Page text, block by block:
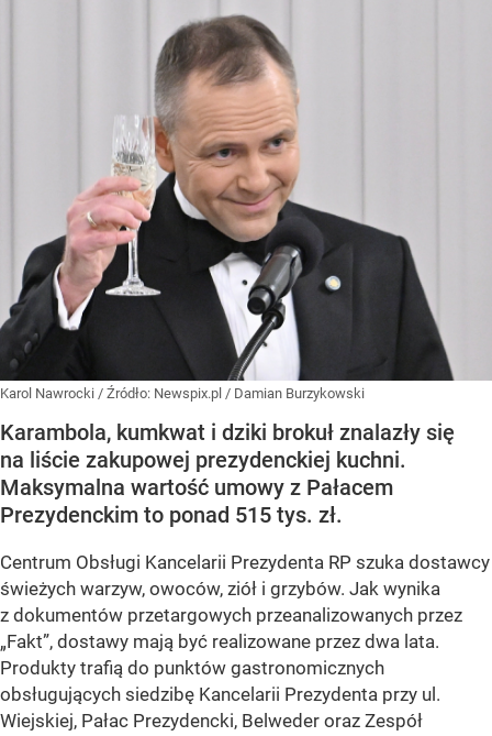
Karol Nawrocki / Źródło: Newspix.pl / Damian Burzykowski
Karambola, kumkwat i dziki brokuł znalazły się
na liście zakupowej prezydenckiej kuchni.
Maksymalna wartość umowy z Pałacem
Prezydenckim to ponad 515 tys. zł.
Centrum Obsługi Kancelarii Prezydenta RP szuka dostawcy
świeżych warzyw, owoców, ziół i grzybów. Jak wynika
z dokumentów przetargowych przeanalizowanych przez
„Fakt”, dostawy mają być realizowane przez dwa lata.
Produkty trafią do punktów gastronomicznych
obsługujących siedzibę Kancelarii Prezydenta przy ul.
Wiejskiej, Pałac Prezydencki, Belweder oraz Zespół